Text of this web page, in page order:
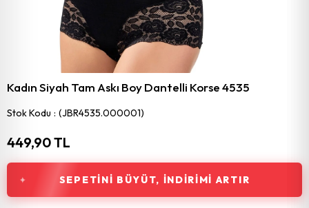
Kadın Siyah Tam Askı Boy Dantelli Korse 4535
Stok Kodu (JBR4535.000001)
449,90 TL
SEPETINI BÜYÜT, İNDIRIMI ARTIR